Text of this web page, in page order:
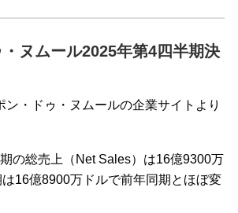
ヌムール2025年第4四半期決
ン・ドゥ・ヌムールの企業サイトより
の総売上（Net Sales）は16億9300万
は16億8900万ドルで前年同期とほぼ変